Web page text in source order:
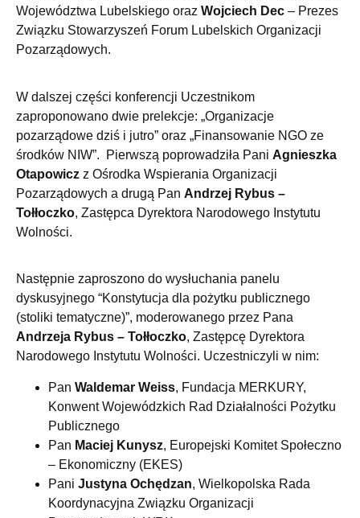
Województwa Lubelskiego oraz Wojciech Dec – Prezes
Związku Stowarzyszeń Forum Lubelskich Organizacji
Pozarządowych.
W dalszej części konferencji Uczestnikom
zaproponowano dwie prelekcje: „Organizacje
pozarządowe dziś i jutro” oraz „Finansowanie NGO ze
środków NIW”. Pierwszą poprowadziła Pani Agnieszka
Otapowicz z Ośrodka Wspierania Organizacji
Pozarządowych a drugą Pan Andrzej Rybus –
Tołłoczko, Zastępca Dyrektora Narodowego Instytutu
Wolności.
Następnie zaproszono do wysłuchania panelu
dyskusyjnego “Konstytucja dla pożytku publicznego
(stoliki tematyczne)”, moderowanego przez Pana
Andrzeja Rybus – Tołłoczko, Zastępcę Dyrektora
Narodowego Instytutu Wolności. Uczestniczyli w nim:
Pan Waldemar Weiss, Fundacja MERKURY,
Konwent Wojewódzkich Rad Działalności Pożytku
Publicznego
Pan Maciej Kunysz, Europejski Komitet Społeczno
– Ekonomiczny (EKES)
Pani Justyna Ochędzan, Wielkopolska Rada
Koordynacyjna Związku Organizacji